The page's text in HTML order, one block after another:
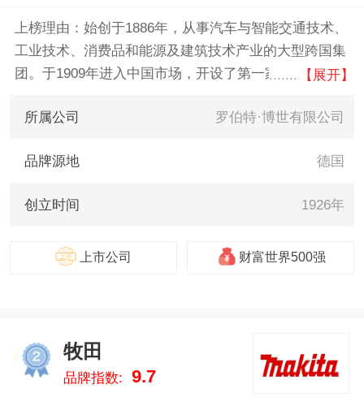
上榜理由：始创于1886年，从事汽车与智能交通技术、
工业技术、消费品和能源及建筑技术产业的大型跨国集
团。于1909年进入中国市场，开设了第一家贸易办事
间。在过去的112年里，博世见证了中国社会日新月异
【展开】
所属公司 罗伯特·博世有限公司
品牌源地 德国
创立时间 1926年
上市公司 财富世界500强
2
牧田
品牌指数: 9.7